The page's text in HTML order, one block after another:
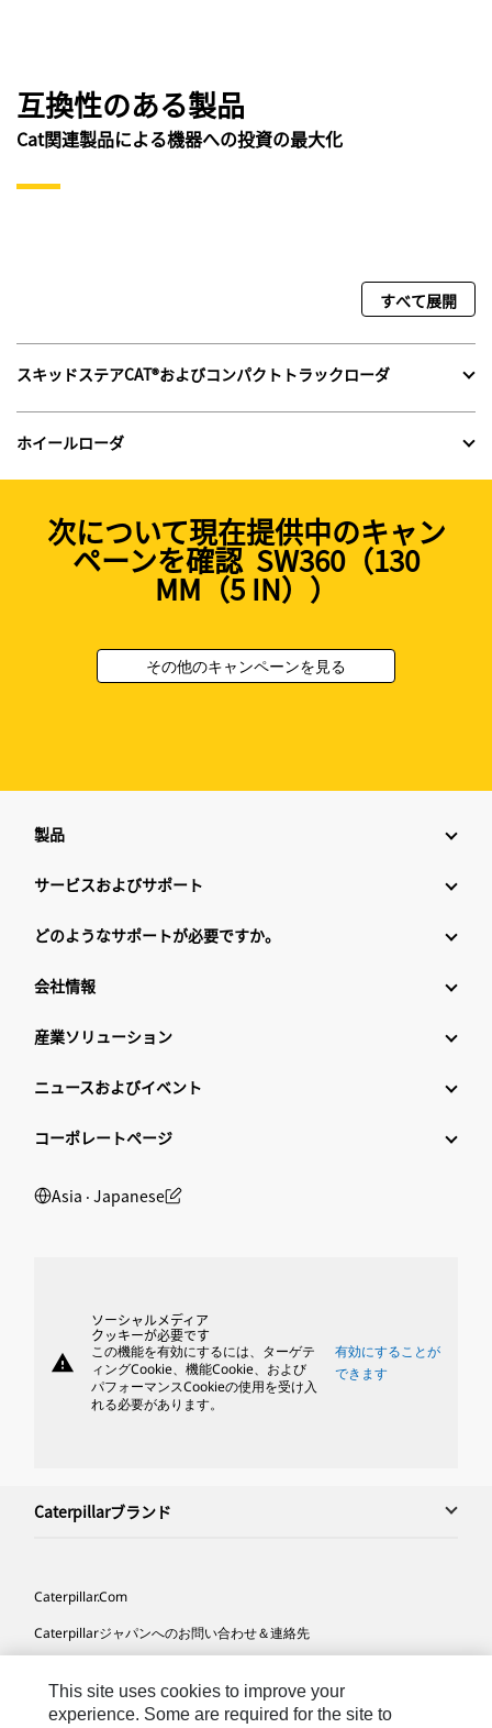
互換性のある製品
Cat関連製品による機器への投資の最大化
すべて展開
スキッドステアCAT®およびコンパクトトラックローダ
ホイールローダ
次について現在提供中のキャン
ペーンを確認 SW360（130
MM（5 IN））
その他のキャンペーンを見る
製品
サービスおよびサポート
どのようなサポートが必要ですか。
会社情報
産業ソリューション
ニュースおよびイベント
コーポレートページ
Asia ‧ Japanese
warning
ソーシャルメディア
クッキーが必要です
この機能を有効にするには、ターゲテ
ィングCookie、機能Cookie、および
パフォーマンスCookieの使用を受け入
れる必要があります。
有効にすることが
できます
Caterpillarブランド
Caterpillar.com
Caterpillarジャパンへのお問い合わせ＆連絡先
サイト･マップ
This site uses cookies to improve your
experience. Some are required for the site to